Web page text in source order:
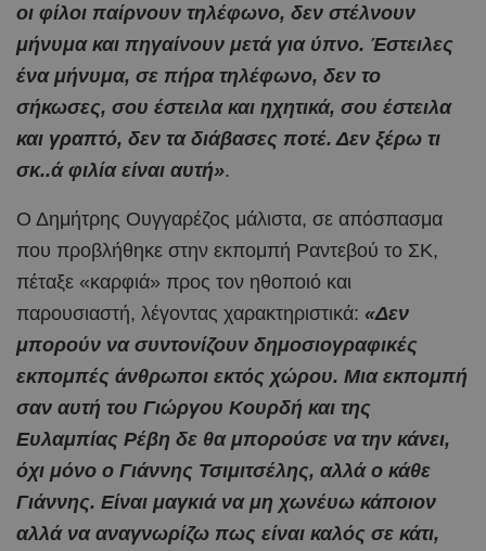
οι φίλοι παίρνουν τηλέφωνο, δεν στέλνουν
μήνυμα και πηγαίνουν μετά για ύπνο. Έστειλες
ένα μήνυμα, σε πήρα τηλέφωνο, δεν το
σήκωσες, σου έστειλα και ηχητικά, σου έστειλα
και γραπτό, δεν τα διάβασες ποτέ. Δεν ξέρω τι
σκ..ά φιλία είναι αυτή».
Ο Δημήτρης Ουγγαρέζος μάλιστα, σε απόσπασμα
που προβλήθηκε στην εκπομπή Ραντεβού το ΣΚ,
πέταξε «καρφιά» προς τον ηθοποιό και
παρουσιαστή, λέγοντας χαρακτηριστικά: «Δεν
μπορούν να συντονίζουν δημοσιογραφικές
εκπομπές άνθρωποι εκτός χώρου. Μια εκπομπή
σαν αυτή του Γιώργου Κουρδή και της
Ευλαμπίας Ρέβη δε θα μπορούσε να την κάνει,
όχι μόνο ο Γιάννης Τσιμιτσέλης, αλλά ο κάθε
Γιάννης. Είναι μαγκιά να μη χωνέυω κάποιον
αλλά να αναγνωρίζω πως είναι καλός σε κάτι,